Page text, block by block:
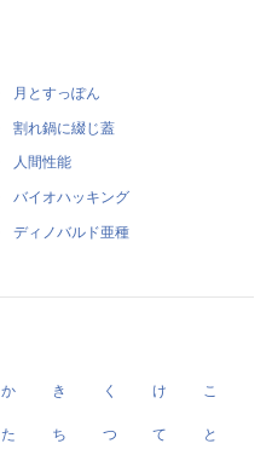
月とすっぽん
割れ鍋に綴じ蓋
人間性能
バイオハッキング
ディノバルド亜種
か き く け こ
た ち つ て と